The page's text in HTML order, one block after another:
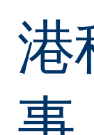
港